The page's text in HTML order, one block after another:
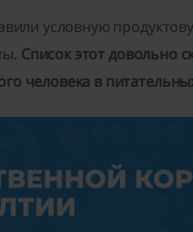
условную
Список этот довольно
человека в